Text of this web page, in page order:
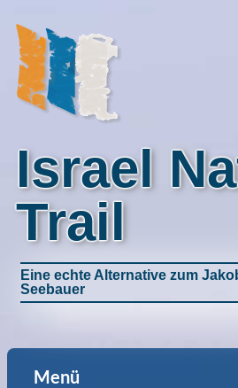
Israel
Trail
Eine echte Alternative zum
Seebauer
Menü